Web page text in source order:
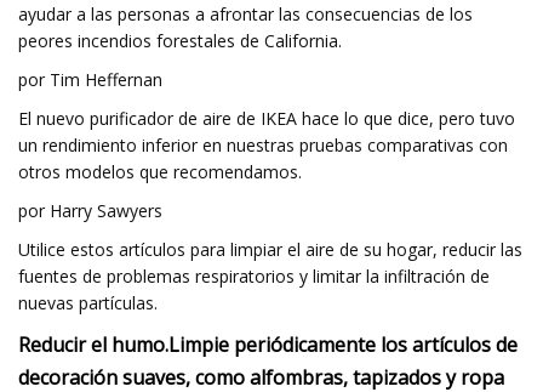
ayudar a las personas a afrontar las consecuencias de los
peores incendios forestales de California.
por Tim Heffernan
El nuevo purificador de aire de IKEA hace lo que dice, pero tuvo
un rendimiento inferior en nuestras pruebas comparativas con
otros modelos que recomendamos.
por Harry Sawyers
Utilice estos artículos para limpiar el aire de su hogar, reducir las
fuentes de problemas respiratorios y limitar la infiltración de
nuevas partículas.
Reducir el humo.Limpie periódicamente los artículos de
decoración suaves, como alfombras, tapizados y ropa